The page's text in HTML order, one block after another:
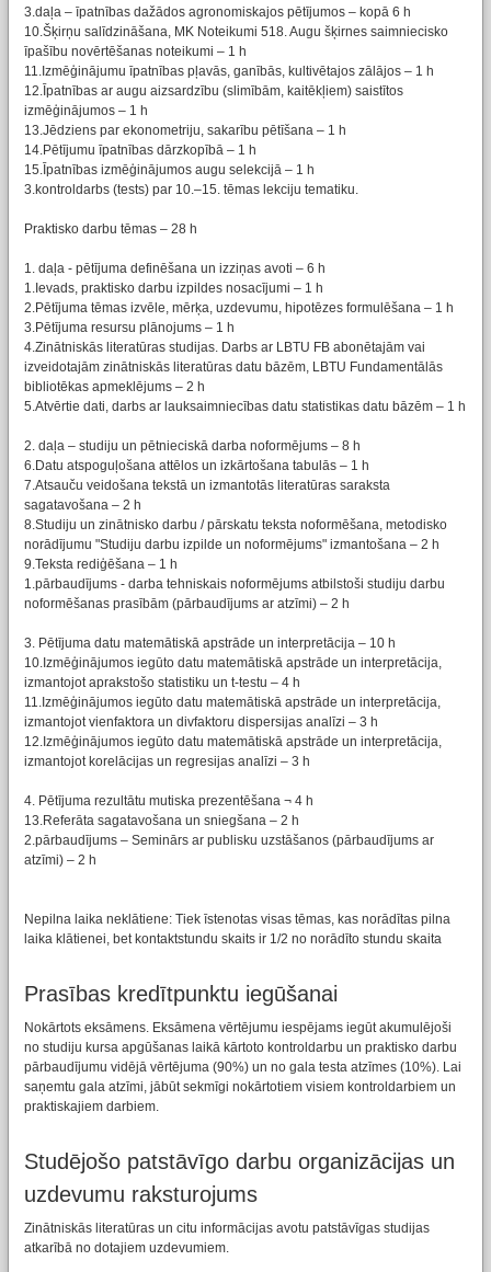
3.daļa – īpatnības dažādos agronomiskajos pētījumos – kopā 6 h
10.Šķirņu salīdzināšana, MK Noteikumi 518. Augu šķirnes saimniecisko
īpašību novērtēšanas noteikumi – 1 h
11.Izmēģinājumu īpatnības pļavās, ganībās, kultivētajos zālājos – 1 h
12.Īpatnības ar augu aizsardzību (slimībām, kaitēkļiem) saistītos
izmēģinājumos – 1 h
13.Jēdziens par ekonometriju, sakarību pētīšana – 1 h
14.Pētījumu īpatnības dārzkopībā – 1 h
15.Īpatnības izmēģinājumos augu selekcijā – 1 h
3.kontroldarbs (tests) par 10.–15. tēmas lekciju tematiku.
Praktisko darbu tēmas – 28 h
1. daļa - pētījuma definēšana un izziņas avoti – 6 h
1.Ievads, praktisko darbu izpildes nosacījumi – 1 h
2.Pētījuma tēmas izvēle, mērķa, uzdevumu, hipotēzes formulēšana – 1 h
3.Pētījuma resursu plānojums – 1 h
4.Zinātniskās literatūras studijas. Darbs ar LBTU FB abonētajām vai
izveidotajām zinātniskās literatūras datu bāzēm, LBTU Fundamentālās
bibliotēkas apmeklējums – 2 h
5.Atvērtie dati, darbs ar lauksaimniecības datu statistikas datu bāzēm – 1 h
2. daļa – studiju un pētnieciskā darba noformējums – 8 h
6.Datu atspoguļošana attēlos un izkārtošana tabulās – 1 h
7.Atsauču veidošana tekstā un izmantotās literatūras saraksta
sagatavošana – 2 h
8.Studiju un zinātnisko darbu / pārskatu teksta noformēšana, metodisko
norādījumu "Studiju darbu izpilde un noformējums" izmantošana – 2 h
9.Teksta rediģēšana – 1 h
1.pārbaudījums - darba tehniskais noformējums atbilstoši studiju darbu
noformēšanas prasībām (pārbaudījums ar atzīmi) – 2 h
3. Pētījuma datu matemātiskā apstrāde un interpretācija – 10 h
10.Izmēģinājumos iegūto datu matemātiskā apstrāde un interpretācija,
izmantojot aprakstošo statistiku un t-testu – 4 h
11.Izmēģinājumos iegūto datu matemātiskā apstrāde un interpretācija,
izmantojot vienfaktora un divfaktoru dispersijas analīzi – 3 h
12.Izmēģinājumos iegūto datu matemātiskā apstrāde un interpretācija,
izmantojot korelācijas un regresijas analīzi – 3 h
4. Pētījuma rezultātu mutiska prezentēšana ¬ 4 h
13.Referāta sagatavošana un sniegšana – 2 h
2.pārbaudījums – Seminārs ar publisku uzstāšanos (pārbaudījums ar
atzīmi) – 2 h
Nepilna laika neklātiene: Tiek īstenotas visas tēmas, kas norādītas pilna
laika klātienei, bet kontaktstundu skaits ir 1/2 no norādīto stundu skaita
Prasības kredītpunktu iegūšanai
Nokārtots eksāmens. Eksāmena vērtējumu iespējams iegūt akumulējoši
no studiju kursa apgūšanas laikā kārtoto kontroldarbu un praktisko darbu
pārbaudījumu vidējā vērtējuma (90%) un no gala testa atzīmes (10%). Lai
saņemtu gala atzīmi, jābūt sekmīgi nokārtotiem visiem kontroldarbiem un
praktiskajiem darbiem.
Studējošo patstāvīgo darbu organizācijas un
uzdevumu raksturojums
Zinātniskās literatūras un citu informācijas avotu patstāvīgas studijas
atkarībā no dotajiem uzdevumiem.